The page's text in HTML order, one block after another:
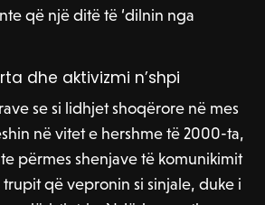
që një ditë të ‘dilnin nga
dhe aktivizmi n’shpi
se si lidhjet shoqërore në mes
në vitet e hershme të 2000-ta,
përmes shenjave të komunikimit
që vepronin si sinjale, duke i